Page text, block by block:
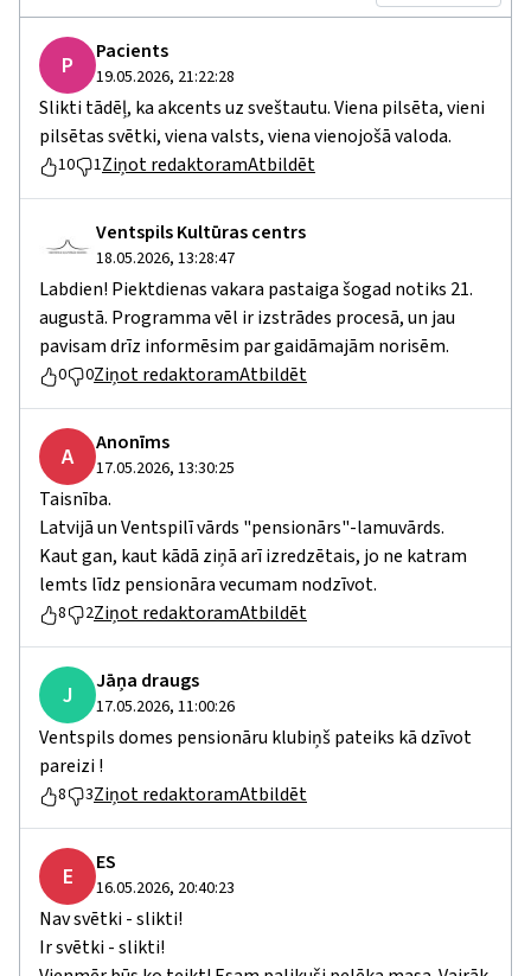
P Pacients
19.05.2026, 21:22:28
Slikti tādēļ, ka akcents uz sveštautu. Viena pilsēta, vieni
pilsētas svētki, viena valsts, viena vienojošā valoda.
10 1Ziņot redaktoramAtbildēt
Ventspils Kultūras centrs
18.05.2026, 13:28:47
Labdien! Piektdienas vakara pastaiga šogad notiks 21.
augustā. Programma vēl ir izstrādes procesā, un jau
pavisam drīz informēsim par gaidāmajām norisēm.
0 0Ziņot redaktoramAtbildēt
A Anonīms
17.05.2026, 13:30:25
Taisnība.
Latvijā un Ventspilī vārds "pensionārs"-lamuvārds.
Kaut gan, kaut kādā ziņā arī izredzētais, jo ne katram
lemts līdz pensionāra vecumam nodzīvot.
8 2Ziņot redaktoramAtbildēt
J Jāņa draugs
17.05.2026, 11:00:26
Ventspils domes pensionāru klubiņš pateiks kā dzīvot
pareizi !
8 3Ziņot redaktoramAtbildēt
E ES
16.05.2026, 20:40:23
Nav svētki - slikti!
Ir svētki - slikti!